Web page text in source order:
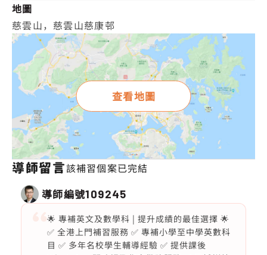
地圖
慈雲山，慈雲山慈康邨
查看地圖
導師留言該補習個案已完結
導師編號109245
🌟 專補英文及數學科 | 提升成績的最佳選擇 🌟
✅ 全港上門補習服務 ✅ 專補小學至中學英數科
目 ✅ 多年名校學生輔導經驗 ✅ 提供課後